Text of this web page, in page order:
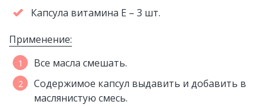
Капсула витамина Е – 3 шт.
Применение:
Все масла смешать.
Содержимое капсул выдавить и добавить в
маслянистую смесь.